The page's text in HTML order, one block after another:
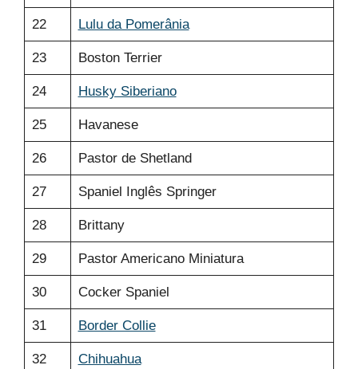
22 Lulu da Pomerânia
23 Boston Terrier
24 Husky Siberiano
25 Havanese
26 Pastor de Shetland
27 Spaniel Inglês Springer
28 Brittany
29 Pastor Americano Miniatura
30 Cocker Spaniel
31 Border Collie
32 Chihuahua